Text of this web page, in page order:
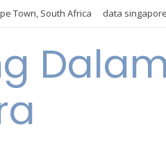
Town, South Africa data